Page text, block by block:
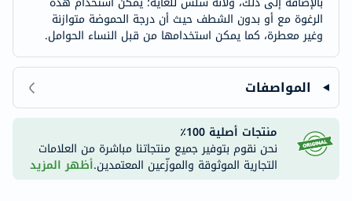
الرغوة مع أو بدون الشطف حيث أن درجة الحموضة متوازنة
وغير معطرة، كما يمكن استخدامها من قبل النساء الحوامل.
المواصفات
منتجات أصلية 100٪
نحن نقوم بتوفير جميع منتجاتنا مباشرة من العلامات
التجارية الموثوقة والموزّعين المعتمدين.أظهر المزيد